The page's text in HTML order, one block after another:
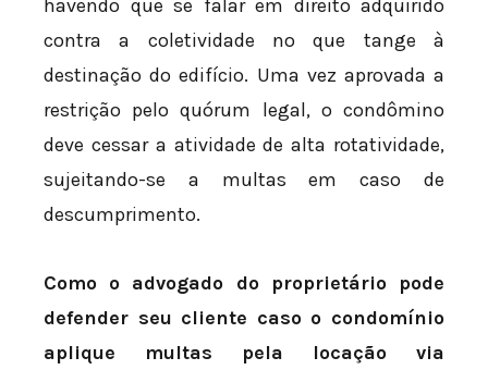
havendo que se falar em direito adquirido
contra a coletividade no que tange à
destinação do edifício. Uma vez aprovada a
restrição pelo quórum legal, o condômino
deve cessar a atividade de alta rotatividade,
sujeitando-se a multas em caso de
descumprimento.
Como o advogado do proprietário pode
defender seu cliente caso o condomínio
aplique multas pela locação via